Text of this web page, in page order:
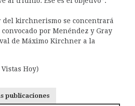
del kirchnerismo se concentrará
por Menéndez y Gray
de Máximo Kirchner a la
Hoy)
publicaciones